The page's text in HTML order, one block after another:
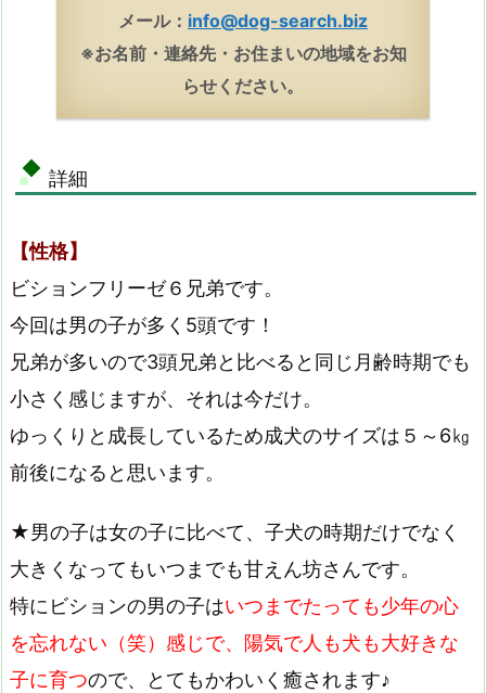
メール： info@dog-search.biz
※お名前・連絡先・お住まいの地域をお知
らせください。
詳細
【性格】
ビションフリーゼ６兄弟です。
今回は男の子が多く5頭です！
兄弟が多いので3頭兄弟と比べると同じ月齢時期でも
小さく感じますが、それは今だけ。
ゆっくりと成長しているため成犬のサイズは５～6㎏
前後になると思います。
★男の子は女の子に比べて、子犬の時期だけでなく
大きくなってもいつまでも甘えん坊さんです。
特にビションの男の子はいつまでたっても少年の心
を忘れない（笑）感じで、陽気で人も犬も大好きな
子に育つので、とてもかわいく癒されます♪